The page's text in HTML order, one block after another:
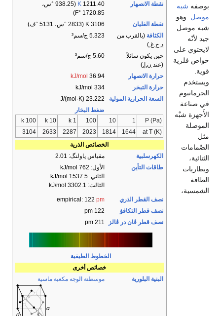
نقطة الانصهار
1211.40
K
1720.85 °F)
نقطة الغليان
3106 K ​(2833 °س، ​5131 °ف)
الكثافة (بالقرب من
د.ح.غ.)
5.323 ج/سم³
حين يكون سائلاً
(عند ن.إ.)
5.60 ج/سم³
حرارة الانصهار 36.94
kJ/mol
حرارة التبخر
334 kJ/mol
السعة الحرارية المولية
23.222 J/(mol·K)
ضغط البخار
P (Pa)
1
10
100
1 k
10 k
100 k
at T (K)
1644
1814
2023
2287
2633
3104
الخصائص الذرية
الكهرسلبية
مقياس پاولنگ: 2.01
طاقات التأين
الأول: 762 kJ/mol
الثاني: 1537.5 kJ/mol
الثالث: 3302.1 kJ/mol
نصف القطر الذري empirical: 122 pm
نصف قطر التكافؤ
122 pm
نصف قطر ڤان در ڤالز
211 pm
الخطوط الطيفية
خصائص أخرى
البنية البلورية
موسطنة الوجه مكعبة ماسية
بوصفه شبه
موصل . وهو
شبه موصل
جيد لأنّه
لايحتوي على
خواص فلزية
قوية.
ويستخدم
الجرمانيوم
في صناعة
الأَجهزة شبْه
الموصلة
مثل
الصِّمامات
الثنائية،
وبطاريات
الطاقة
الشمسية،